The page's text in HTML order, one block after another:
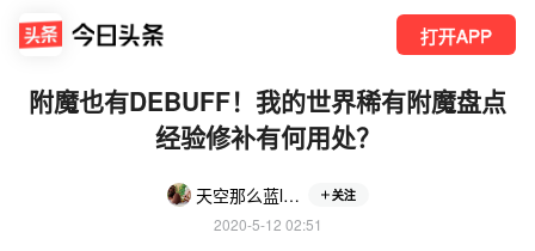
打开APP
附魔也有DEBUFF！我的世界稀有附魔盘点
经验修补有何用处？
天空那么蓝lE1Yk 关注
2020-5-12 02:51